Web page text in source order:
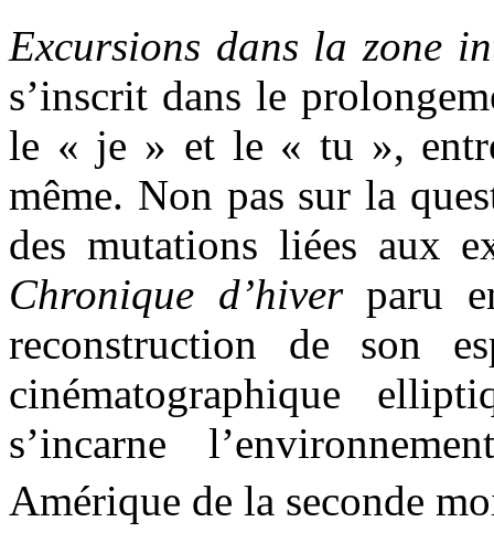
Excursions dans la zone
s’inscrit dans le
le « je » et le « tu »,
même. Non pas sur la
des mutations liées aux
Chronique d’hiverparu
reconstruction de son
cinématographique
s’incarne
Amérique de la seconde